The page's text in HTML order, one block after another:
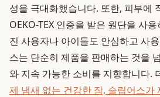
성을 극대화했습니다. 또한, 피부에
OEKO-TEX 인증을 받은 원단을 사
진 사용자나 아이들도 안심하고 사
스는 단순히 제품을 판매하는 것을
와 지속 가능한 소비를 지향합니다.
제 냄새 없는 건강한 잠, 슬립어스가